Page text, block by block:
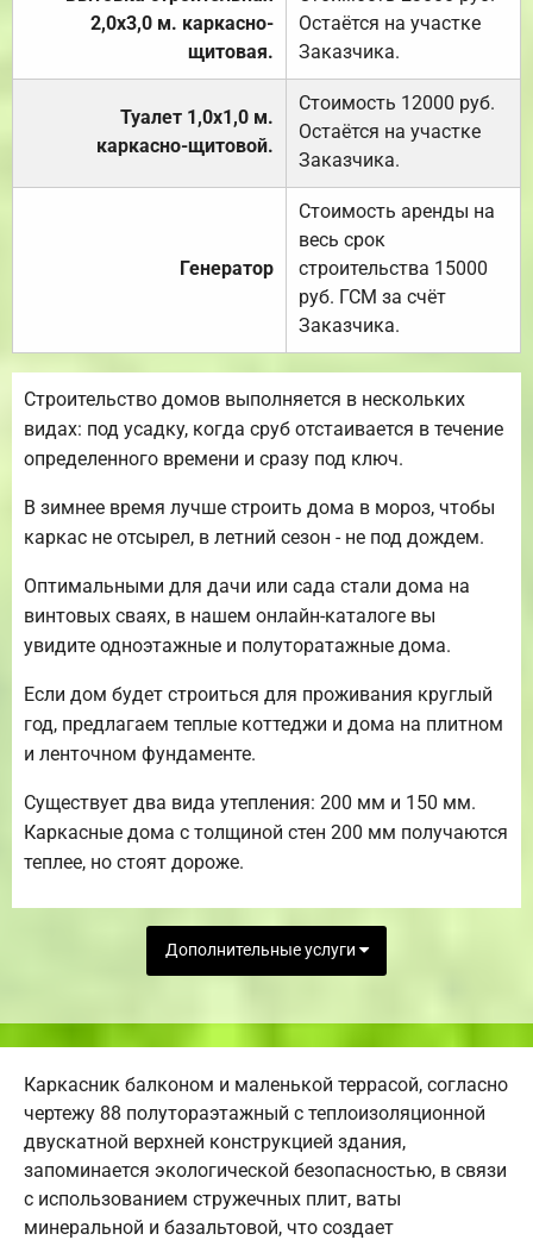
2,0х3,0 м. каркасно-
щитовая.
Остаётся на участке
Заказчика.
Туалет 1,0х1,0 м.
каркасно-щитовой.
Стоимость 12000 руб.
Остаётся на участке
Заказчика.
Генератор
Стоимость аренды на
весь срок
строительства 15000
руб. ГСМ за счёт
Заказчика.
Строительство домов выполняется в нескольких
видах: под усадку, когда сруб отстаивается в течение
определенного времени и сразу под ключ.
В зимнее время лучше строить дома в мороз, чтобы
каркас не отсырел, в летний сезон - не под дождем.
Оптимальными для дачи или сада стали дома на
винтовых сваях, в нашем онлайн-каталоге вы
увидите одноэтажные и полуторатажные дома.
Если дом будет строиться для проживания круглый
год, предлагаем теплые коттеджи и дома на плитном
и ленточном фундаменте.
Существует два вида утепления: 200 мм и 150 мм.
Каркасные дома с толщиной стен 200 мм получаются
теплее, но стоят дороже.
Дополнительные услуги
Каркасник балконом и маленькой террасой, согласно
чертежу 88 полутораэтажный с теплоизоляционной
двускатной верхней конструкцией здания,
запоминается экологической безопасностью, в связи
с использованием стружечных плит, ваты
минеральной и базальтовой, что создает